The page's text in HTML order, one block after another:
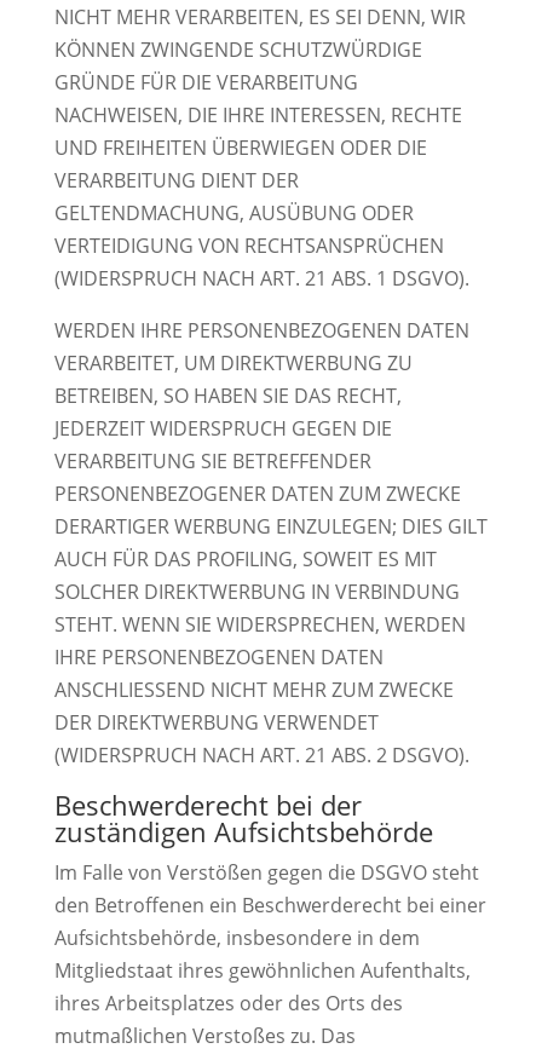
NICHT MEHR VERARBEITEN, ES SEI DENN, WIR
KÖNNEN ZWINGENDE SCHUTZWÜRDIGE
GRÜNDE FÜR DIE VERARBEITUNG
NACHWEISEN, DIE IHRE INTERESSEN, RECHTE
UND FREIHEITEN ÜBERWIEGEN ODER DIE
VERARBEITUNG DIENT DER
GELTENDMACHUNG, AUSÜBUNG ODER
VERTEIDIGUNG VON RECHTSANSPRÜCHEN
(WIDERSPRUCH NACH ART. 21 ABS. 1 DSGVO).
WERDEN IHRE PERSONENBEZOGENEN DATEN
VERARBEITET, UM DIREKTWERBUNG ZU
BETREIBEN, SO HABEN SIE DAS RECHT,
JEDERZEIT WIDERSPRUCH GEGEN DIE
VERARBEITUNG SIE BETREFFENDER
PERSONENBEZOGENER DATEN ZUM ZWECKE
DERARTIGER WERBUNG EINZULEGEN; DIES GILT
AUCH FÜR DAS PROFILING, SOWEIT ES MIT
SOLCHER DIREKTWERBUNG IN VERBINDUNG
STEHT. WENN SIE WIDERSPRECHEN, WERDEN
IHRE PERSONENBEZOGENEN DATEN
ANSCHLIESSEND NICHT MEHR ZUM ZWECKE
DER DIREKTWERBUNG VERWENDET
(WIDERSPRUCH NACH ART. 21 ABS. 2 DSGVO).
Beschwerde­recht bei der
zuständigen Aufsichts­behörde
Im Falle von Verstößen gegen die DSGVO steht
den Betroffenen ein Beschwerderecht bei einer
Aufsichtsbehörde, insbesondere in dem
Mitgliedstaat ihres gewöhnlichen Aufenthalts,
ihres Arbeitsplatzes oder des Orts des
mutmaßlichen Verstoßes zu. Das